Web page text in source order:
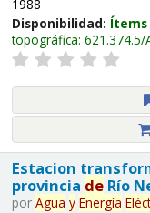
1988
Disponibilidad:
topográfica: 621.374.5/
Estacion
provincia deRío
por Agua y Energía